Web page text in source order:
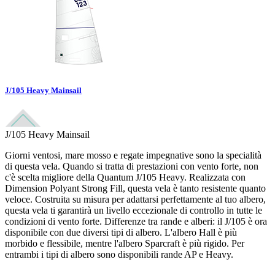
J/105 Heavy Mainsail
J/105 Heavy Mainsail
Giorni ventosi, mare mosso e regate impegnative sono la specialità
di questa vela. Quando si tratta di prestazioni con vento forte, non
c'è scelta migliore della Quantum J/105 Heavy. Realizzata con
Dimension Polyant Strong Fill, questa vela è tanto resistente quanto
veloce. Costruita su misura per adattarsi perfettamente al tuo albero,
questa vela ti garantirà un livello eccezionale di controllo in tutte le
condizioni di vento forte. Differenze tra rande e alberi: il J/105 è ora
disponibile con due diversi tipi di albero. L'albero Hall è più
morbido e flessibile, mentre l'albero Sparcraft è più rigido. Per
entrambi i tipi di albero sono disponibili rande AP e Heavy.